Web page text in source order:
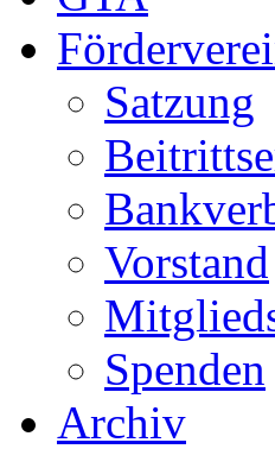
Satzung
Vorstand
Spenden
Archiv